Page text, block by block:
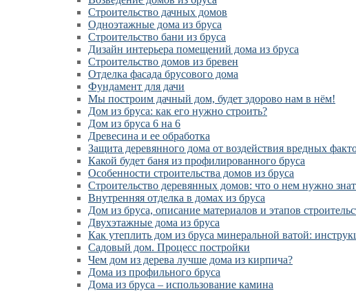
Cтроительство дачных домов
Одноэтажные дома из бруса
Строительство бани из бруса
Дизайн интерьера помещений дома из бруса
Строительство домов из бревен
Отделка фасада брусового дома
Фундамент для дачи
Мы построим дачный дом, будет здорово нам в нём!
Дом из бруса: как его нужно строить?
Дом из бруса 6 на 6
Древесина и ее обработка
Защита деревянного дома от воздействия вредных
Какой будет баня из профилированного бруса
Особенности строительства домов из бруса
Строительство деревянных домов: что о нем нужно
Внутренняя отделка в домах из бруса
Дом из бруса, описание материалов и этапов
Двухэтажные дома из бруса
Как утеплить дом из бруса минеральной ватой:
Садовый дом. Процесс постройки
Чем дом из дерева лучше дома из кирпича?
Дома из профильного бруса
Дома из бруса – использование камина